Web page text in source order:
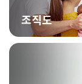
조직도